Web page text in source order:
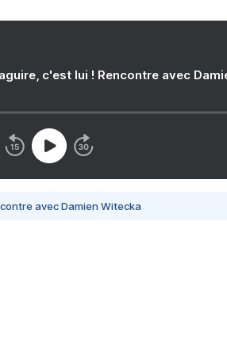
c'est lui ! Rencontre avec
avec Damien Witecka